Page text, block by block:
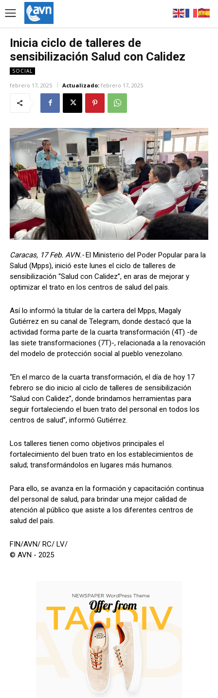
Inicia ciclo de talleres de
sensibilización Salud con Calidez
SOCIAL
febrero 17, 2025 Actualizado: febrero 17, 2025
Caracas, 17 Feb. AVN.- El Ministerio del Poder Popular para la
Salud (Mpps), inició este lunes el ciclo de talleres de
sensibilización “Salud con Calidez”, en aras de mejorar y
optimizar el trato en los centros de salud del país.
Así lo informó la titular de la cartera del Mpps, Magaly
Gutiérrez en su canal de Telegram, donde destacó que la
actividad forma parte de la cuarta transformación (4T) -de
las siete transformaciones (7T)-, relacionada a la renovación
del modelo de protección social al pueblo venezolano.
“En el marco de la cuarta transformación, el día de hoy 17
febrero se dio inicio al ciclo de talleres de sensibilización
“Salud con Calidez”, donde brindamos herramientas para
seguir fortaleciendo el buen trato del personal en todos los
centros de salud”, informó Gutiérrez.
Los talleres tienen como objetivos principales el
fortalecimiento del buen trato en los establecimientos de
salud; transformándolos en lugares más humanos.
Para ello, se avanza en la formación y capacitación continua
del personal de salud, para brindar una mejor calidad de
atención al público que asiste a los diferentes centros de
salud del país.
FIN/AVN/ RC/ LV/
© AVN - 2025